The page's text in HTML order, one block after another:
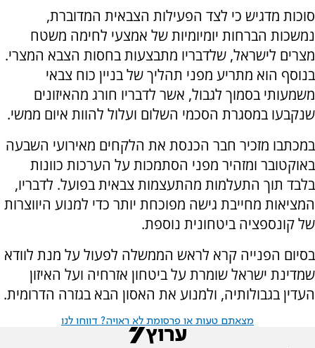
סוכות מדגיש כי לצד הפעילות הצבאית המדוברת,
נמשכות הברחות יומיומיות של אמצעי לחימה משטח
מצרים לישראל, שלדבריו מתבצעות בחסות הצבא המצרי.
בנוסף הוא מתריע מפני תהליך של בניין כוח צבאי
משמעותי בסמוך לגבול, אשר לדבריו חורג מהאיזונים
שנקבעו במסגרת הסכמי השלום ועלול להוות איום ממשי.
במכתבו מזכיר חבר הכנסת את הלקחים מאירועי השבעה
באוקטובר ומזהיר מפני הסתמכות על הערכות כוונות
בלבד תוך התעלמות מהתעצמות צבאית בפועל. לדבריו,
המציאות מחייבת גישה מפוכחת יותר כדי למנוע היווצרות
של קונספציה ביטחונית נוספת.
בסיום הפנייה קרא לראש הממשלה לפעול על מנת לוודא
שמדינת ישראל שומרת על ביטחון אזרחיה ועל האיזון
העדין בגבולותיה, ולמנוע את האסון הבא בגזרה הדרומית.
מצאתם טעות או פרסומת לא ראויה? דווחו לנו